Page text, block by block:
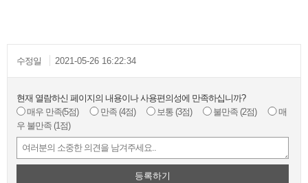
수정일 2021-05-26 16:22:34
현재 열람하신 페이지의 내용이나 사용편의성에 만족하십니까?
매우 만족(5점) 만족 (4점) 보통 (3점) 불만족 (2점)
매
우 불만족 (1점)
등록하기